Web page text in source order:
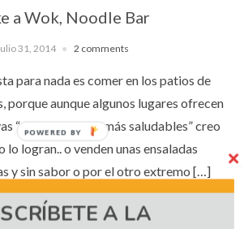
a Wok, Noodle Bar
31, 2014 2 comments
para nada es comer en los patios de
porque aunque algunos lugares ofrecen
“platos un poco más saludables” creo
lo logran.. o venden unas ensaladas
y sin sabor o por el otro extremo […]
A LA
POWERED BY